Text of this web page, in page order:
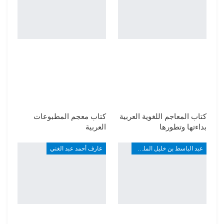
كتاب المعاجم اللغوية العربية
بداءتها وتطورها
كتاب معجم المطبوعات
العربية
عارف أحمد عبد الغني